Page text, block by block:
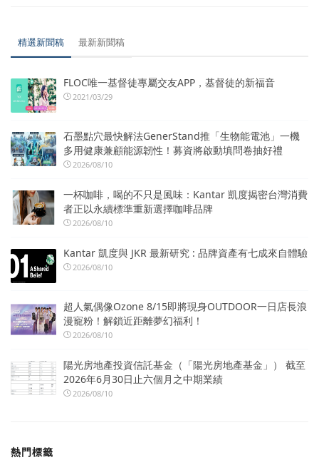
精選新聞稿 最新新聞稿
FLOC唯一基督徒專屬交友APP，基督徒的新福音
2021/03/29
石墨點穴最快解法GenerStand推「生物能電池」一機
多用健康兼顧能源韌性！募資將啟動填問卷抽好禮
2026/08/10
一杯咖啡，喝的不只是風味：Kantar 凱度揭密台灣消費
者正以永續標準重新選擇咖啡品牌
2026/08/10
Kantar 凱度與 JKR 最新研究 : 品牌資產有七成來自體驗
2026/08/10
超人氣偶像Ozone 8/15即將現身OUTDOOR一日店長浪
漫寵粉！解鎖近距離夢幻福利！
2026/08/10
陽光房地產投資信託基金（「陽光房地產基金」） 截至
2026年6月30日止六個月之中期業績
2026/08/10
熱門標籤